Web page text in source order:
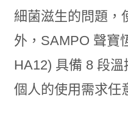
細菌滋生的問題，
外，SAMPO 聲寶
HA12) 具備 8 段
個人的使用需求任